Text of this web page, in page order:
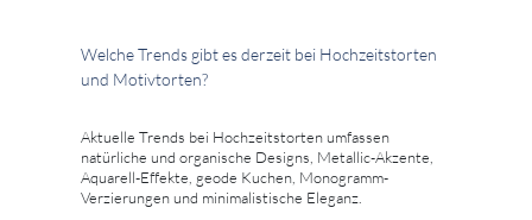
Welche Trends gibt es derzeit bei Hochzeitstorten
und Motivtorten?
Aktuelle Trends bei Hochzeitstorten umfassen
natürliche und organische Designs, Metallic-Akzente,
Aquarell-Effekte, geode Kuchen, Monogramm-
Verzierungen und minimalistische Eleganz.